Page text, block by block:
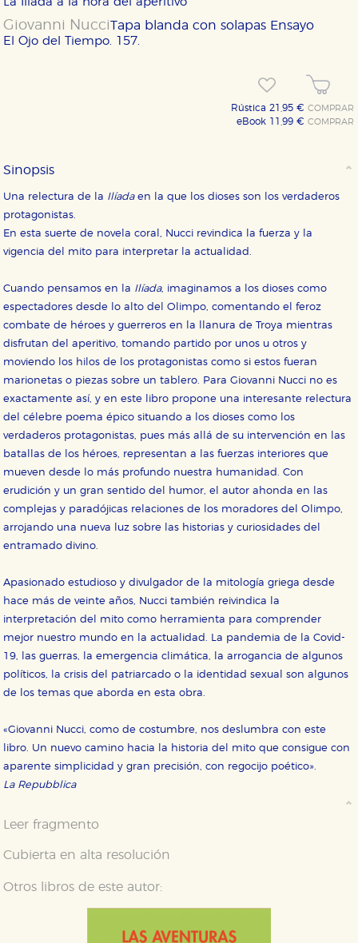
Giovanni Nucci
El Ojo del Tiempo. 157.
Tapa blanda con solapas Ensayo
Rústica 21,95 €COMPRAR
eBook 11,99 €COMPRAR
Sinopsis
Una relectura de la Ilíadaen la que los dioses son los verdaderos
protagonistas.
En esta suerte de novela coral, Nucci revindica la fuerza y la
vigencia del mito para interpretar la actualidad.
Cuando pensamos en la Ilíada, imaginamos a los dioses como
espectadores desde lo alto del Olimpo, comentando el feroz
combate de héroes y guerreros en la llanura de Troya mientras
disfrutan del aperitivo, tomando partido por unos u otros y
moviendo los hilos de los protagonistas como si estos fueran
marionetas o piezas sobre un tablero. Para Giovanni Nucci no es
exactamente así, y en este libro propone una interesante relectura
del célebre poema épico situando a los dioses como los
verdaderos protagonistas, pues más allá de su intervención en las
batallas de los héroes, representan a las fuerzas interiores que
mueven desde lo más profundo nuestra humanidad. Con
erudición y un gran sentido del humor, el autor ahonda en las
complejas y paradójicas relaciones de los moradores del Olimpo,
arrojando una nueva luz sobre las historias y curiosidades del
entramado divino.
Apasionado estudioso y divulgador de la mitología griega desde
hace más de veinte años, Nucci también reivindica la
interpretación del mito como herramienta para comprender
mejor nuestro mundo en la actualidad. La pandemia de la Covid-
19, las guerras, la emergencia climática, la arrogancia de algunos
políticos, la crisis del patriarcado o la identidad sexual son algunos
de los temas que aborda en esta obra.
«Giovanni Nucci, como de costumbre, nos deslumbra con este
libro. Un nuevo camino hacia la historia del mito que consigue con
aparente simplicidad y gran precisión, con regocijo poético».
La Repubblica
Leer fragmento
Cubierta en alta resolución
Otros libros de este autor: